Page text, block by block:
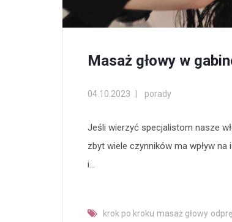
Masaż głowy w
04.10.2023 porady
Jeśli wierzyć specjalistom nasze
zbyt wiele czynników ma wpływ
i...
krok po kroku masaż głowy